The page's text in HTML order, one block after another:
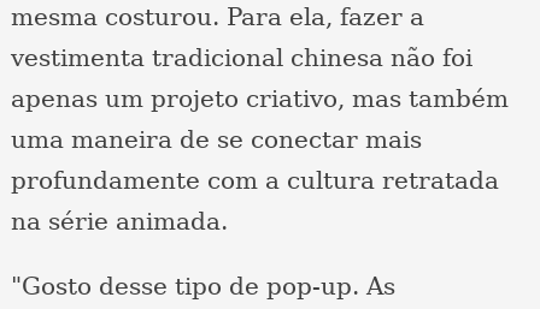
mesma costurou. Para ela, fazer a
vestimenta tradicional chinesa não foi
apenas um projeto criativo, mas também
uma maneira de se conectar mais
profundamente com a cultura retratada
na série animada.
"Gosto desse tipo de pop-up. As